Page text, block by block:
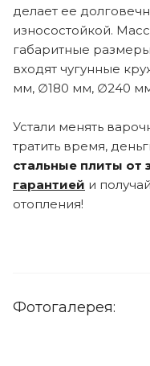
делает ее
износостойкой.
габаритные
входят чугунные
мм, ∅180 мм, ∅240
Устали менять
тратить время,
стальные плиты от
гарантией и
отопления!
Фотогалерея: